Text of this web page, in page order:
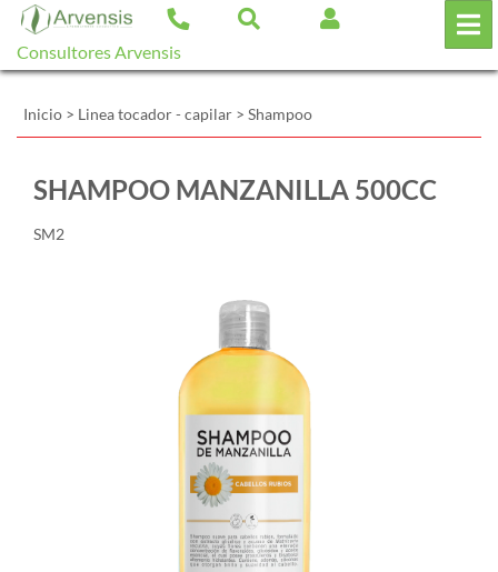
Consultores Arvensis
Inicio > Linea tocador - capilar > Shampoo
SHAMPOO MANZANILLA 500CC
SM2